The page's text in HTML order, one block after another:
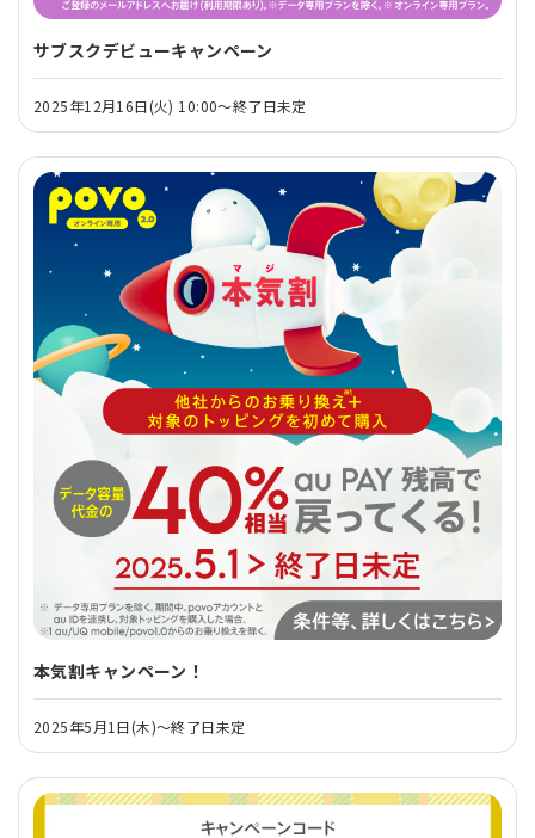
サブスクデビューキャンペーン
2025年12月16日(火) 10:00～終了日未定
本気割キャンペーン！
2025年5月1日(木)～終了日未定